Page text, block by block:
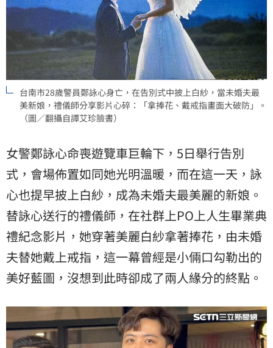
台南市28歲警員鄭詠心身亡，在告別式中披上白紗，當未婚夫最
美新娘，禮儀師分享影片心碎：「拿捧花、戴戒指畫面大破防」。
（圖／翻攝自譚艾珍臉書）
女警鄭詠心命喪遊覽車巨輪下，5日舉行告別
式，會場佈置如同她光明溫暖，而在這一天，詠
心也提早披上白紗，成為未婚夫最美麗的新娘。
替詠心送行的禮儀師，在社群上PO上人生畢業典
禮紀念影片，她穿著美麗白紗拿著捧花，由未婚
夫替她戴上戒指，這一幕曾經是小倆口勾勒出的
美好藍圖，沒想到此時卻成了兩人緣分的終點。